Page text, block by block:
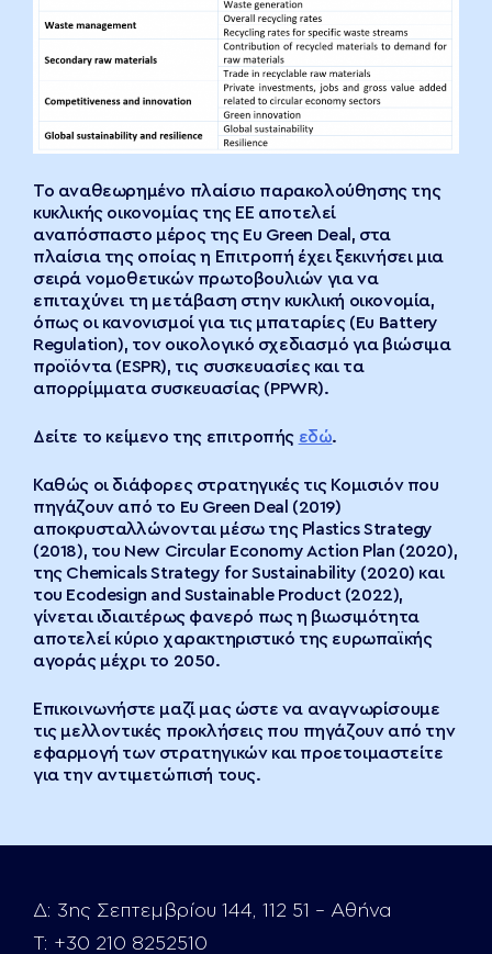
Το αναθεωρημένο πλαίσιο παρακολούθησης της
κυκλικής οικονομίας της ΕΕ αποτελεί
αναπόσπαστο μέρος της Eu Green Deal, στα
πλαίσια της οποίας η Επιτροπή έχει ξεκινήσει μια
σειρά νομοθετικών πρωτοβουλιών για να
επιταχύνει τη μετάβαση στην κυκλική οικονομία,
όπως οι κανονισμοί για τις μπαταρίες (Eu Battery
Regulation), τον οικολογικό σχεδιασμό για βιώσιμα
προϊόντα (ESPR), τις συσκευασίες και τα
απορρίμματα συσκευασίας (PPWR).
Δείτε το κείμενο της επιτροπής εδώ.
Καθώς οι διάφορες στρατηγικές τις Κομισιόν που
πηγάζουν από το Eu Green Deal (2019)
αποκρυσταλλώνονται μέσω της Plastics Strategy
(2018), του New Circular Economy Action Plan (2020),
της Chemicals Strategy for Sustainability (2020) και
του Ecodesign and Sustainable Product (2022),
γίνεται ιδιαιτέρως φανερό πως η βιωσιμότητα
αποτελεί κύριο χαρακτηριστικό της ευρωπαϊκής
αγοράς μέχρι το 2050.
Επικοινωνήστε μαζί μας ώστε να αναγνωρίσουμε
τις μελλοντικές προκλήσεις που πηγάζουν από την
εφαρμογή των στρατηγικών και προετοιμαστείτε
για την αντιμετώπισή τους.
Δ: 3ης Σεπτεμβρίου 144, 112 51 – Αθήνα
Τ: +30 210 8252510